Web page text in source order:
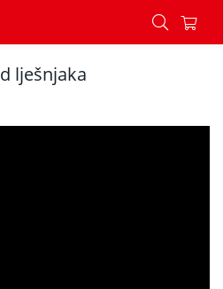
od lješnjaka - Recepti -
lješnjaka